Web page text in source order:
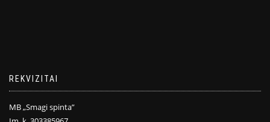
REKVIZITAI
MB „Smagi spinta”